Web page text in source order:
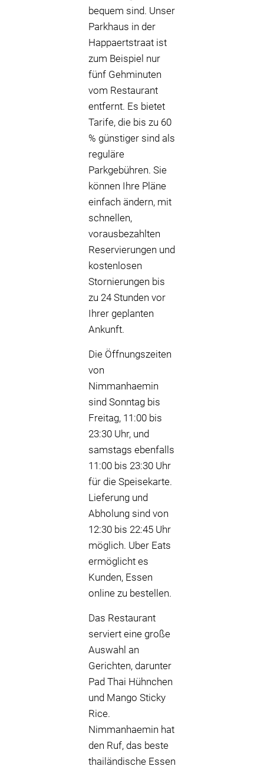
bequem sind. Unser
Parkhaus in der
Happaertstraat ist
zum Beispiel nur
fünf Gehminuten
vom Restaurant
entfernt. Es bietet
Tarife, die bis zu 60
% günstiger sind als
reguläre
Parkgebühren. Sie
können Ihre Pläne
einfach ändern, mit
schnellen,
vorausbezahlten
Reservierungen und
kostenlosen
Stornierungen bis
zu 24 Stunden vor
Ihrer geplanten
Ankunft.
Die Öffnungszeiten
von
Nimmanhaemin
sind Sonntag bis
Freitag, 11:00 bis
23:30 Uhr, und
samstags ebenfalls
11:00 bis 23:30 Uhr
für die Speisekarte.
Lieferung und
Abholung sind von
12:30 bis 22:45 Uhr
möglich. Uber Eats
ermöglicht es
Kunden, Essen
online zu bestellen.
Das Restaurant
serviert eine große
Auswahl an
Gerichten, darunter
Pad Thai Hühnchen
und Mango Sticky
Rice.
Nimmanhaemin hat
den Ruf, das beste
thailändische Essen